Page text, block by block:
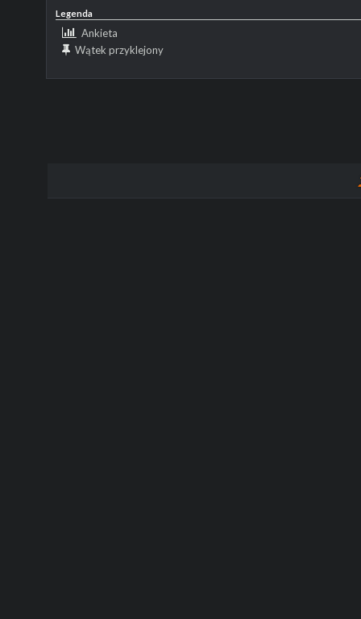
Legenda
Ankieta
Wątek przyklejony